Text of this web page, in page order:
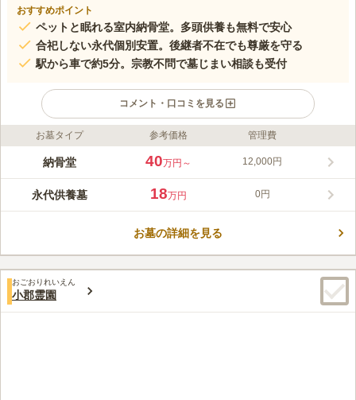
おすすめポイント
ペットと眠れる室内納骨堂。多頭供養も無料で安心
合祀しない永代個別安置。後継者不在でも尊厳を守る
駅から車で約5分。宗教不問で墓じまい相談も受付
コメント・口コミを見る
ライフドット編集部のコメント
福岡県内でも稀有な自動搬送式の室内納骨堂です。合祀される事
す。 毎月1日、15日月参り・お彼岸お盆法要も執り行います。天
候に左右されず屋内でゆっくりと偲べるきよみず奏苑に ぜひ一
この霊園はまだ誰からも評価されていません。
お墓タイプ 参考価格 管理費
納骨堂 40万円～ 12,000円
永代供養墓 18万円 0円
お墓の詳細を見る
おごおりれいえん
小郡霊園